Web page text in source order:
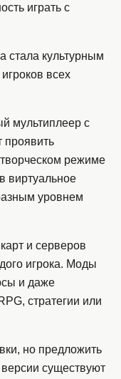
играть с
стала культурным
всех
мультиплеер с
проявить
режиме
виртуальное
уровнем
и серверов
игрока. Моды
и даже
стратегии или
но предложить
существуют